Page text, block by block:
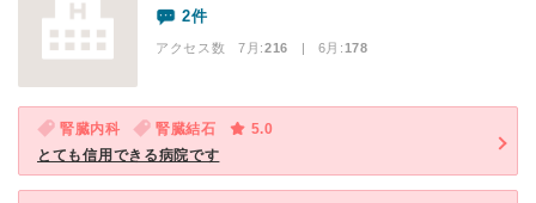
2件
アクセス数 7月:216 | 6月:178
腎臓内科 腎臓結石
5.0
とても信用できる病院です